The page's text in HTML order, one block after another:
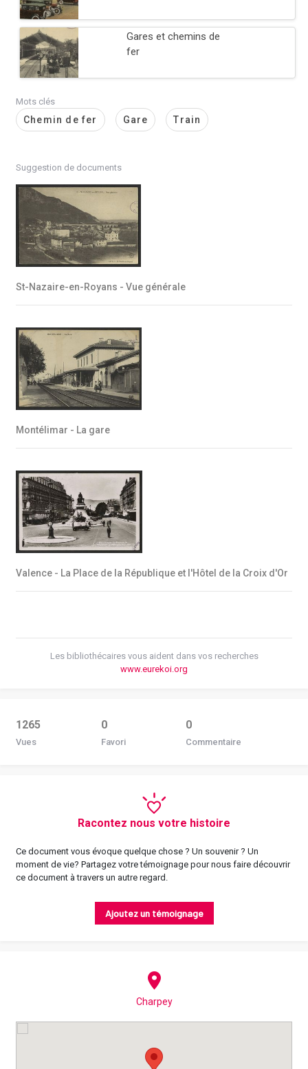
Gares et chemins de
fer
Mots clés
Chemin de fer Gare Train
Suggestion de documents
St-Nazaire-en-Royans - Vue générale
Montélimar - La gare
Valence - La Place de la République et l'Hôtel de la Croix d'Or
Les bibliothécaires vous aident dans vos recherches
www.eurekoi.org
1265
Vues
0
Favori
0
Commentaire
Racontez nous votre histoire
Ce document vous évoque quelque chose ? Un souvenir ? Un
moment de vie? Partagez votre témoignage pour nous faire découvrir
ce document à travers un autre regard.
Ajoutez un témoignage
Charpey